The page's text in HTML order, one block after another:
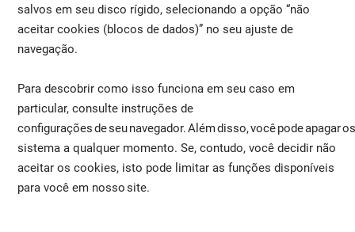
salvos em seu disco rígido, selecionando a opção “não
aceitar cookies (blocos de dados)” no seu ajuste de
navegação.
Para descobrir como isso funciona em seu caso em
particular, consulte instruções de
configurações de seu navegador. Além disso, você pode apagar
sistema a qualquer momento. Se, contudo, você decidir não
aceitar os cookies, isto pode limitar as funções disponíveis
para você em nosso site.